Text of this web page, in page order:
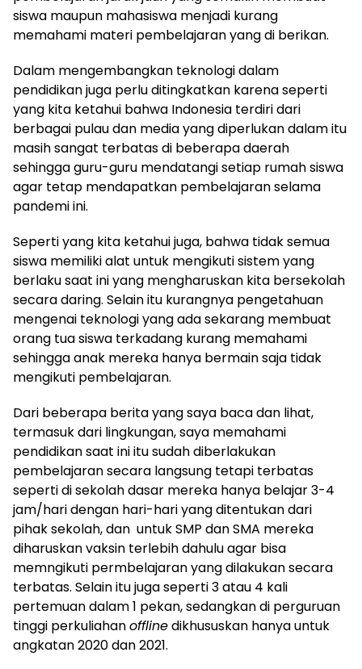
siswa maupun mahasiswa menjadi kurang
memahami materi pembelajaran yang di berikan.
Dalam mengembangkan teknologi dalam
pendidikan juga perlu ditingkatkan karena seperti
yang kita ketahui bahwa Indonesia terdiri dari
berbagai pulau dan media yang diperlukan dalam itu
masih sangat terbatas di beberapa daerah
sehingga guru-guru mendatangi setiap rumah siswa
agar tetap mendapatkan pembelajaran selama
pandemi ini.
Seperti yang kita ketahui juga, bahwa tidak semua
siswa memiliki alat untuk mengikuti sistem yang
berlaku saat ini yang mengharuskan kita bersekolah
secara daring. Selain itu kurangnya pengetahuan
mengenai teknologi yang ada sekarang membuat
orang tua siswa terkadang kurang memahami
sehingga anak mereka hanya bermain saja tidak
mengikuti pembelajaran.
Dari beberapa berita yang saya baca dan lihat,
termasuk dari lingkungan, saya memahami
pendidikan saat ini itu sudah diberlakukan
pembelajaran secara langsung tetapi terbatas
seperti di sekolah dasar mereka hanya belajar 3-4
jam/hari dengan hari-hari yang ditentukan dari
pihak sekolah, dan untuk SMP dan SMA mereka
diharuskan vaksin terlebih dahulu agar bisa
memngikuti permbelajaran yang dilakukan secara
terbatas. Selain itu juga seperti 3 atau 4 kali
pertemuan dalam 1 pekan, sedangkan di perguruan
tinggi perkuliahanofflinedikhususkan hanya untuk
angkatan 2020 dan 2021.